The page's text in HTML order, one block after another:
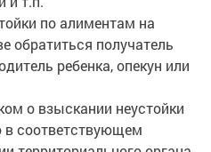
по алиментам на
обратиться получатель
ребенка, опекун или
о взыскании неустойки
в соответствующем
территориального органа